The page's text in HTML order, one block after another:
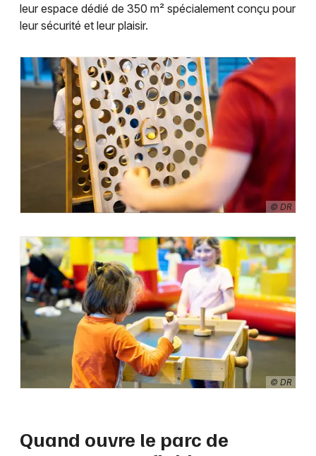
leur espace dédié de 350 m² spécialement conçu pour
leur sécurité et leur plaisir.
© DR
© DR
Quand ouvre le parc de